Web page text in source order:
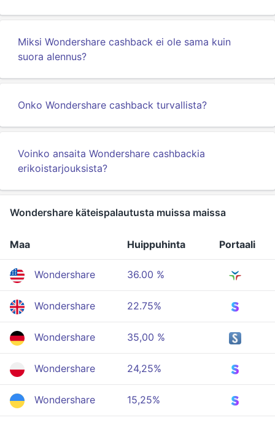
Miksi Wondershare cashback ei ole sama kuin
suora alennus?
Onko Wondershare cashback turvallista?
Voinko ansaita Wondershare cashbackia
erikoistarjouksista?
Wondershare käteispalautusta muissa maissa
Maa Huippuhinta Portaali
Wondershare 36.00 %
Wondershare 22.75%
Wondershare 35,00 %
Wondershare 24,25%
Wondershare 15,25%